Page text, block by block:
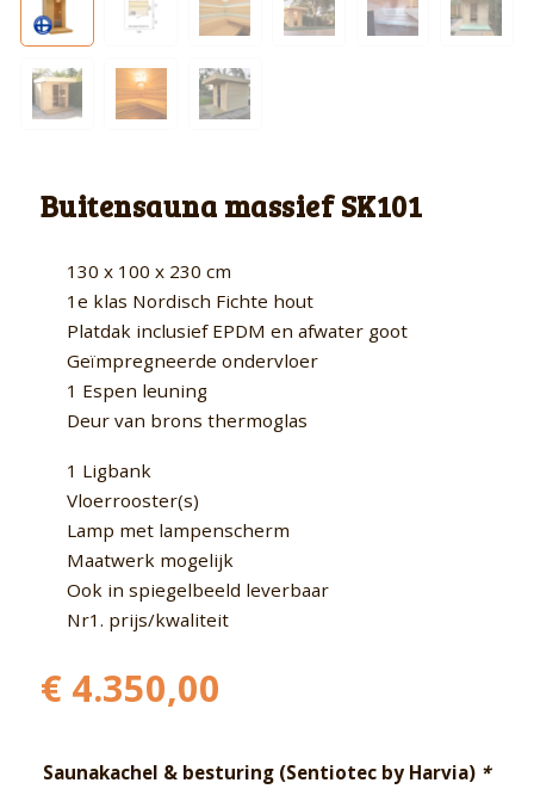
Buitensauna massief SK101
130 x 100 x 230 cm
1e klas Nordisch Fichte hout
Platdak inclusief EPDM en afwater goot
Geïmpregneerde ondervloer
1 Espen leuning
Deur van brons thermoglas
1 Ligbank
Vloerrooster(s)
Lamp met lampenscherm
Maatwerk mogelijk
Ook in spiegelbeeld leverbaar
Nr1. prijs/kwaliteit
€ 4.350,00
Saunakachel & besturing (Sentiotec by Harvia) *